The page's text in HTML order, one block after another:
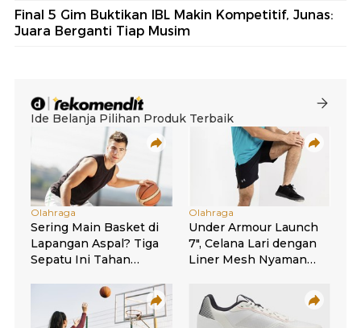
Final 5 Gim Buktikan IBL Makin Kompetitif, Junas:
Juara Berganti Tiap Musim